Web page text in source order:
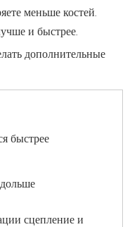
меньше костей.
и быстрее.
дополнительные
быстрее
сцепление и